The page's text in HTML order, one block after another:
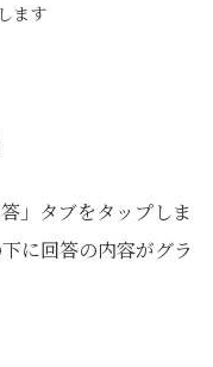
ます
」タブをタップしま
に回答の内容がグラ